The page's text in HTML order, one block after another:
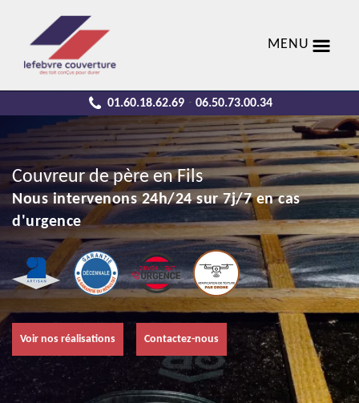
MENU
01.60.18.62.69 - 06.50.73.00.34
Couvreur de père en Fils
Nous intervenons 24h/24 sur 7j/7 en cas
d'urgence
Voir nos réalisations Contactez-nous